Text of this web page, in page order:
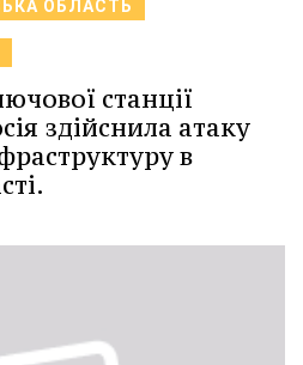
ОБЛАСТЬ
станції
здійснила атаку
в